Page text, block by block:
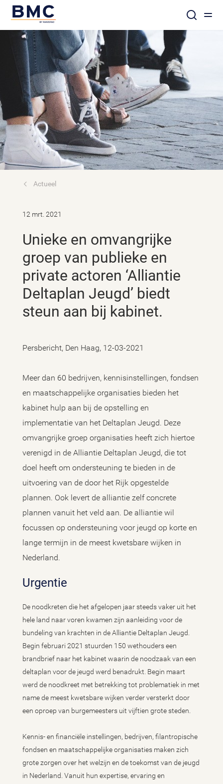
Actueel
12 mrt. 2021
Unieke en omvangrijke
groep van publieke en
private actoren ‘Alliantie
Deltaplan Jeugd’ biedt
steun aan bij kabinet.
Persbericht, Den Haag, 12-03-2021
Meer dan 60 bedrijven, kennisinstellingen, fondsen
en maatschappelijke organisaties bieden het
kabinet hulp aan bij de opstelling en
implementatie van het Deltaplan Jeugd. Deze
omvangrijke groep organisaties heeft zich hiertoe
verenigd in de Alliantie Deltaplan Jeugd, die tot
doel heeft om ondersteuning te bieden in de
uitvoering van de door het Rijk opgestelde
plannen. Ook levert de alliantie zelf concrete
plannen vanuit het veld aan. De alliantie wil
focussen op ondersteuning voor jeugd op korte en
lange termijn in de meest kwetsbare wijken in
Nederland.
Urgentie
De noodkreten die het afgelopen jaar steeds vaker uit het
hele land naar voren kwamen zijn aanleiding voor de
bundeling van krachten in de Alliantie Deltaplan Jeugd.
Begin februari 2021 stuurden 150 wethouders een
brandbrief naar het kabinet waarin de noodzaak van een
deltaplan voor de jeugd werd benadrukt. Begin maart
werd de noodkreet met betrekking tot problematiek in met
name de meest kwetsbare wijken verder versterkt door
een oproep van burgemeesters uit vijftien grote steden.
Kennis- en financiële instellingen, bedrijven, filantropische
fondsen en maatschappelijke organisaties maken zich
grote zorgen over het welzijn en de toekomst van de jeugd
in Nederland. Vanuit hun expertise, ervaring en